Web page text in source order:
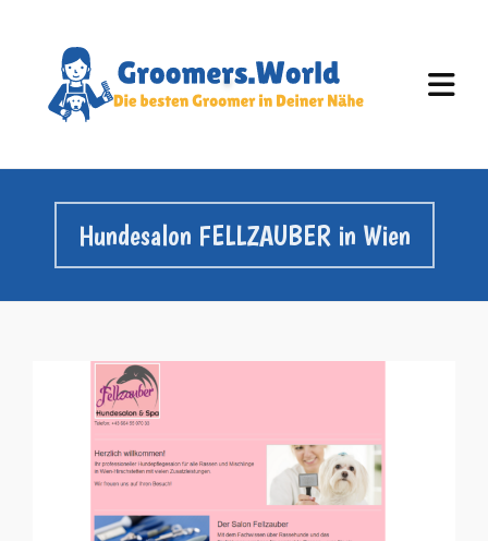
Hundesalon FELLZAUBER in Wien
Vorheriges